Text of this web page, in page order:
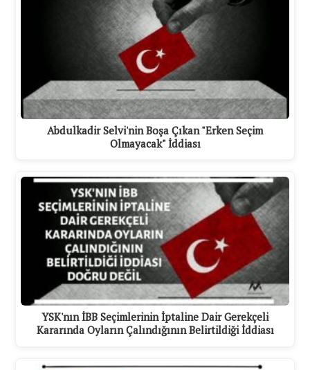
Abdulkadir Selvi'nin Boşa Çıkan "Erken Seçim
Olmayacak" İddiası
YSK'nın İBB Seçimlerinin İptaline Dair Gerekçeli
Kararında Oyların Çalındığının Belirtildiği İddiası